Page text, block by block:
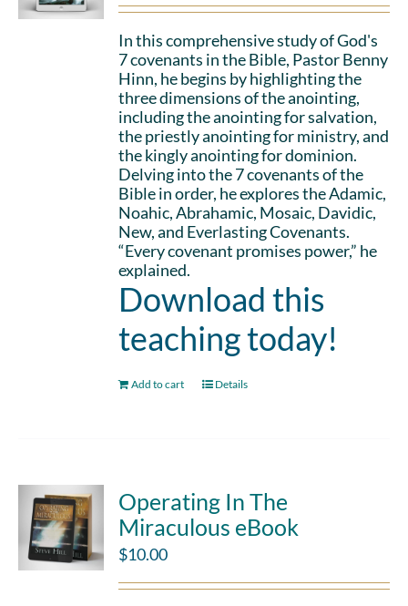
In this comprehensive study of God's
7 covenants in the Bible, Pastor Benny
Hinn, he begins by highlighting the
three dimensions of the anointing,
including the anointing for salvation,
the priestly anointing for ministry, and
the kingly anointing for dominion.
Delving into the 7 covenants of the
Bible in order, he explores the Adamic,
Noahic, Abrahamic, Mosaic, Davidic,
New, and Everlasting Covenants.
“Every covenant promises power,” he
explained.
Download this
teaching today!
Add to cart Details
Operating In The
Miraculous eBook
$10.00